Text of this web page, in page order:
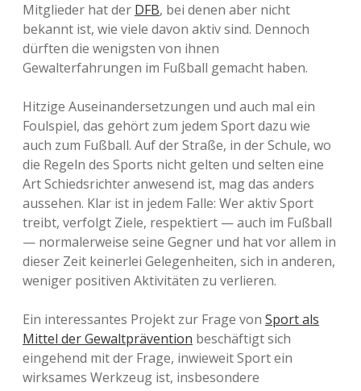
Mitglieder hat der DFB, bei denen aber nicht
bekannt ist, wie viele davon aktiv sind. Dennoch
dürften die wenigsten von ihnen
Gewalterfahrungen im Fußball gemacht haben.
Hitzige Auseinandersetzungen und auch mal ein
Foulspiel, das gehört zum jedem Sport dazu wie
auch zum Fußball. Auf der Straße, in der Schule, wo
die Regeln des Sports nicht gelten und selten eine
Art Schiedsrichter anwesend ist, mag das anders
aussehen. Klar ist in jedem Falle: Wer aktiv Sport
treibt, verfolgt Ziele, respektiert — auch im Fußball
— normalerweise seine Gegner und hat vor allem in
dieser Zeit keinerlei Gelegenheiten, sich in anderen,
weniger positiven Aktivitäten zu verlieren.
Ein interessantes Projekt zur Frage von Sport als
Mittel der Gewaltprävention beschäftigt sich
eingehend mit der Frage, inwieweit Sport ein
wirksames Werkzeug ist, insbesondere